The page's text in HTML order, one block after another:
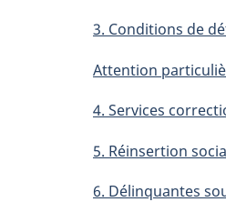
3. Conditions de
Attention
4. Services
5. Réinsertion
6. Délinquantes